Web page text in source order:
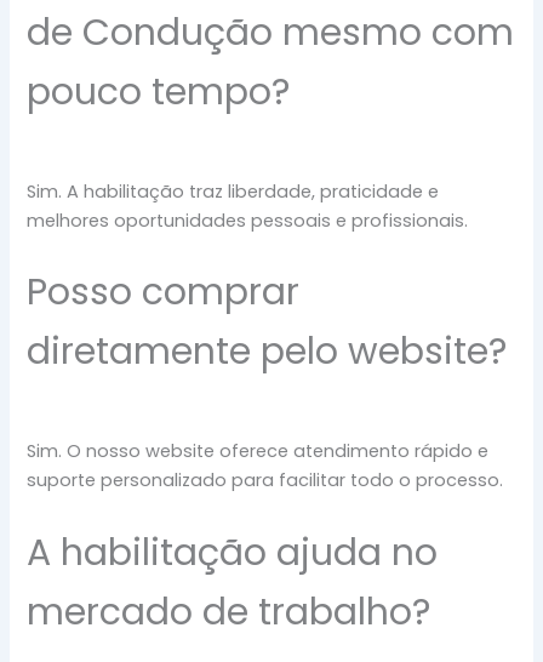
de Condução mesmo com
pouco tempo?
Sim. A habilitação traz liberdade, praticidade e
melhores oportunidades pessoais e profissionais.
Posso comprar
diretamente pelo website?
Sim. O nosso website oferece atendimento rápido e
suporte personalizado para facilitar todo o processo.
A habilitação ajuda no
mercado de trabalho?